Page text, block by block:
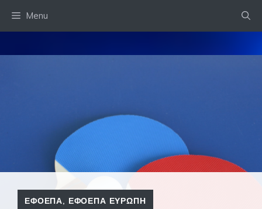
Menu
ΕΦΟΕΠΑ, ΕΦΟΕΠΑ ΕΥΡΩΠΗ